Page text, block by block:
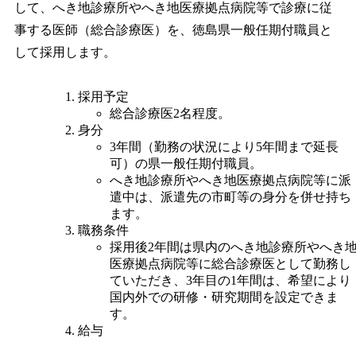
して、へき地診療所やへき地医療拠点病院等で診療に従
事する医師（総合診療医）を、徳島県一般任期付職員と
して採用します。
採用予定
総合診療医2名程度。
身分
3年間（勤務の状況により5年間まで延長
可）の県一般任期付職員。
へき地診療所やへき地医療拠点病院等に派
遣中は、派遣先の市町等の身分を併せ持ち
ます。
職務条件
採用後2年間は県内のへき地診療所やへき
医療拠点病院等に総合診療医として勤務し
ていただき、3年目の1年間は、希望により
国内外での研修・研究期間を設定できま
す。
給与